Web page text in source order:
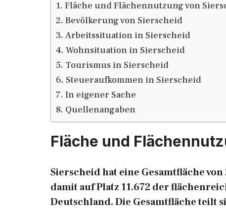
Fläche und Flächennutzung von
Bevölkerung von Sierscheid
Arbeitssituation in Sierscheid
Wohnsituation in Sierscheid
Tourismus in Sierscheid
Steueraufkommen in Sierscheid
In eigener Sache
Quellenangaben
Fläche und
Sierscheid hat eine Gesamtfläche
damit auf Platz 11.672 der
Deutschland. Die Gesamtfläche teilt